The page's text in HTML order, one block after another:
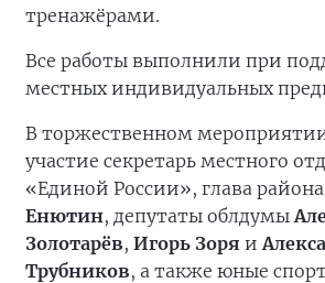
тренажёрами.
Все работы выполнили при
местных индивидуальных
В торжественном
участие секретарь местного
«Единой России», глава района
Енютин, депутаты облдумы
Золотарёв, Игорь Зоря и
Трубников, а также юные